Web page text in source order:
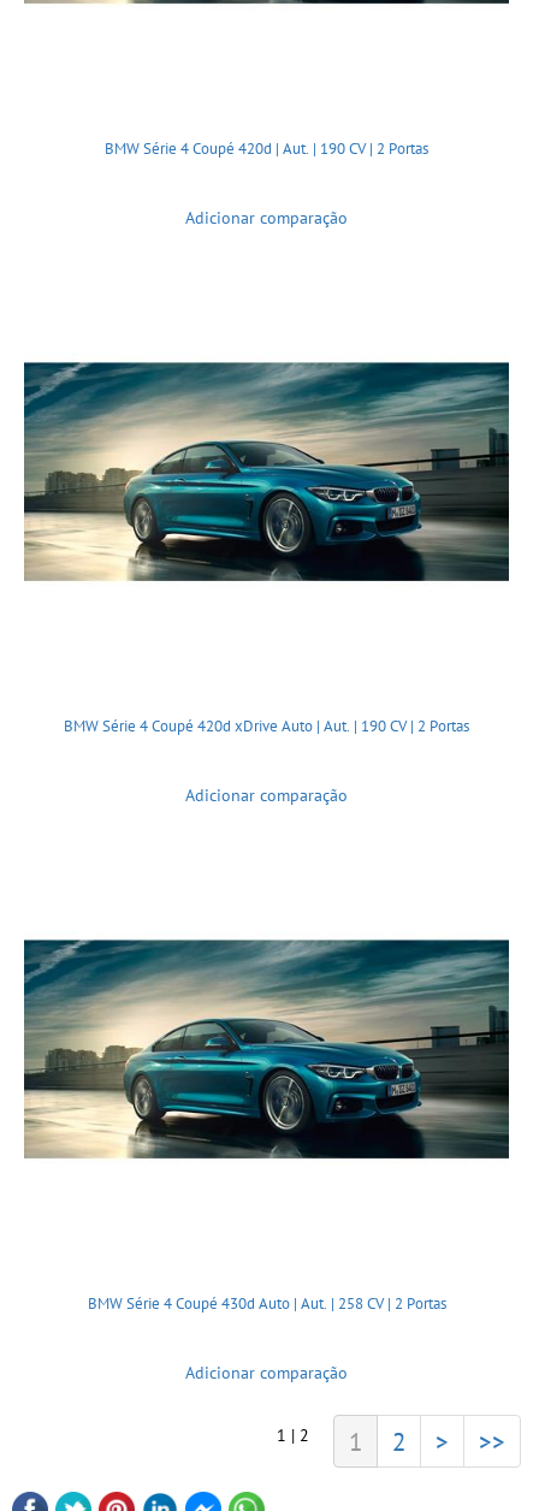
BMW Série 4 Coupé 420d | Aut. | 190 CV | 2 Portas
Adicionar comparação
BMW Série 4 Coupé 420d xDrive Auto | Aut. | 190 CV | 2 Portas
Adicionar comparação
BMW Série 4 Coupé 430d Auto | Aut. | 258 CV | 2 Portas
Adicionar comparação
1 | 2 1 2 > >>